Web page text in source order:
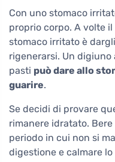
Con uno stomaco
proprio corpo. A volte
stomaco irritato è
rigenerarsi. Un
pasti può dare allo
guarire.
Se decidi di provare
rimanere idratato.
periodo in cui non si
digestione e calmare